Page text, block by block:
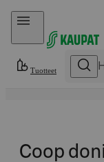
Hyppää sisältöön
Tuotteet
Coop